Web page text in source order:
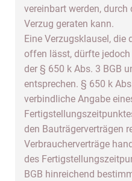
vereinbart werden,
Verzug geraten kann.
Eine Verzugsklausel, die
offen lässt, dürfte
der § 650 k Abs. 3 BGB
entsprechen. § 650 k
verbindliche Angabe
den Bauträgerverträgen
Verbraucherverträge
des
BGB hinreichend